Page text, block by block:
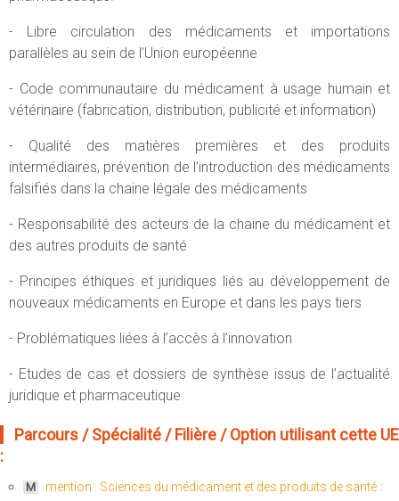
- Libre circulation des médicaments et importations
parallèles au sein de l’Union européenne
- Code communautaire du médicament à usage humain et
vétérinaire (fabrication, distribution, publicité et information)
- Qualité des matières premières et des produits
intermédiaires, prévention de l’introduction des médicaments
falsifiés dans la chaine légale des médicaments
- Responsabilité des acteurs de la chaine du médicament et
des autres produits de santé
- Principes éthiques et juridiques liés au développement de
nouveaux médicaments en Europe et dans les pays tiers
- Problématiques liées à l’accès à l’innovation
- Etudes de cas et dossiers de synthèse issus de l’actualité
juridique et pharmaceutique
Parcours / Spécialité / Filière / Option utilisant cette UE
:
M mention : Sciences du médicament et des produits de santé :